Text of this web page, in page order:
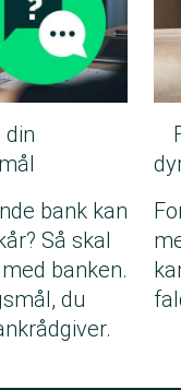
din
bank kan
Så skal
banken.
du